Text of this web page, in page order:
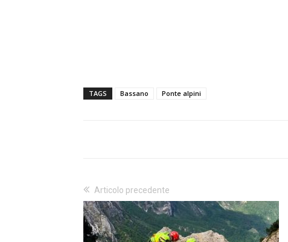
TAGS Bassano Ponte alpini
Articolo precedente